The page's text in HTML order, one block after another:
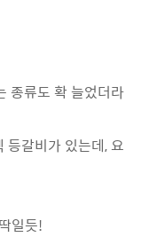
종류도 확 늘었더라
등갈비가 있는데, 요
일듯!